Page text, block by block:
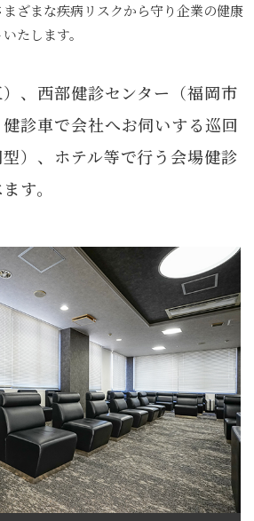
ざまな疾病リスクから守り企業の健康
たします。
、西部健診センター（福岡市
健診車で会社へお伺いする巡回
）、 ホテル等で行う会場健診
す。